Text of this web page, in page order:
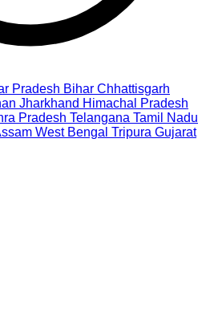
Pradesh Bihar Chhattisgarh
Jharkhand Himachal Pradesh
Pradesh Telangana Tamil Nadu
West Bengal Tripura Gujarat